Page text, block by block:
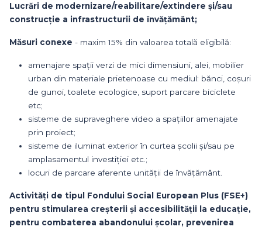
Lucrări de modernizare/reabilitare/extindere și/sau
construcție a infrastructurii de învățământ;
Măsuri conexe - maxim 15% din valoarea totală eligibilă:
amenajare spații verzi de mici dimensiuni, alei, mobilier
urban din materiale prietenoase cu mediul: bănci, coșuri
de gunoi, toalete ecologice, suport parcare biciclete
etc;
sisteme de supraveghere video a spațiilor amenajate
prin proiect;
sisteme de iluminat exterior în curtea școlii și/sau pe
amplasamentul investiției etc.;
locuri de parcare aferente unității de învățământ.
Activități de tipul Fondului Social European Plus (FSE+)
pentru stimularea creșterii și accesibilității la educație,
pentru combaterea abandonului școlar, prevenirea